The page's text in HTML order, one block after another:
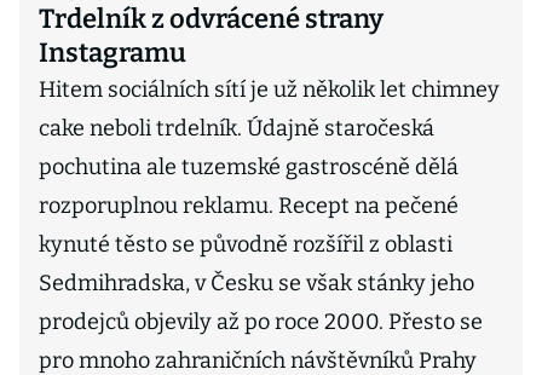
Trdelník z odvrácené strany
Instagramu
Hitem sociálních sítí je už několik let chimney
cake neboli trdelník. Údajně staročeská
pochutina ale tuzemské gastroscéně dělá
rozporuplnou reklamu. Recept na pečené
kynuté těsto se původně rozšířil z oblasti
Sedmihradska, v Česku se však stánky jeho
prodejců objevily až po roce 2000. Přesto se
pro mnoho zahraničních návštěvníků Prahy